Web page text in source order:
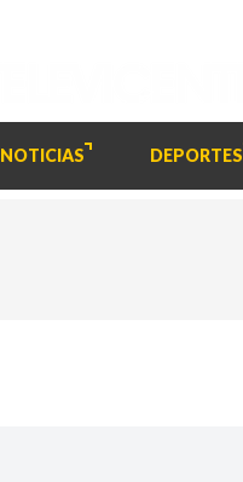
NOTICIAS DEPORTES